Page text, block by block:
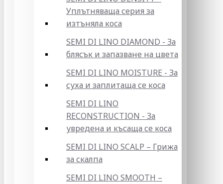
Уплътняваща серия за
изтъняла коса
SEMI DI LINO DIAMOND - За
блясък и запазване на цвета
SEMI DI LINO MOISTURE - За
суха и заплитаща се коса
SEMI DI LINO
RECONSTRUCTION - За
увредена и късаща се коса
SEMI DI LINO SCALP – Грижа
за скалпа
SEMI DI LINO SMOOTH –